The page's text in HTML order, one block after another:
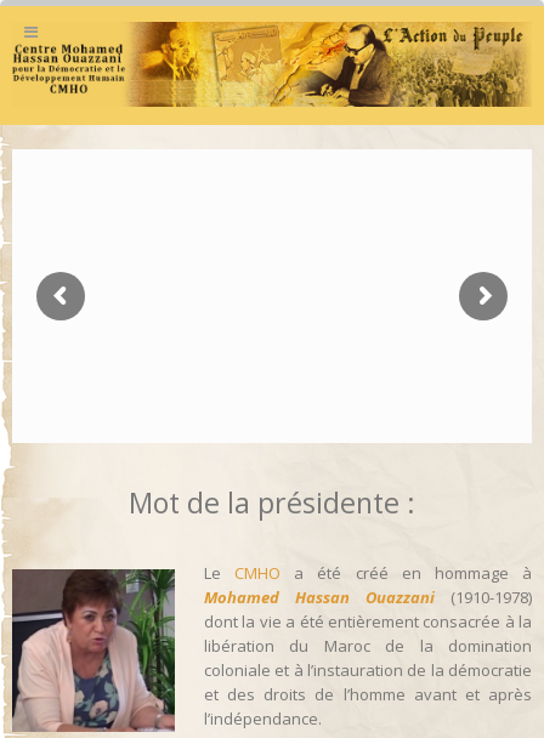
Mot de la présidente :
Le CMHO a été créé en hommage à
Mohamed Hassan Ouazzani (1910-1978)
dont la vie a été entièrement consacrée à la
libération du Maroc de la domination
coloniale et à l’instauration de la démocratie
et des droits de l’homme avant et après
l’indépendance.